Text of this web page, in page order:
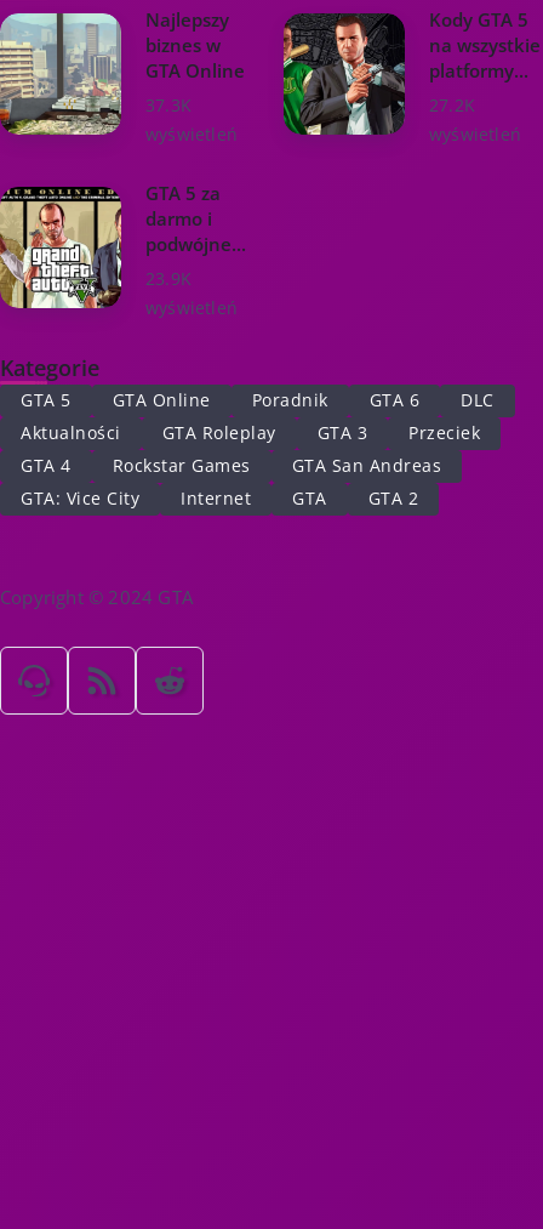
Najlepszy
biznes w
GTA Online
37.3K
wyświetleń
Kody GTA 5
na wszystkie
platformy...
27.2K
wyświetleń
GTA 5 za
darmo i
podwójne...
23.9K
wyświetleń
Kategorie
GTA 5 GTA Online Poradnik GTA 6
DLC
Aktualności
GTA Roleplay GTA 3
Przeciek
GTA 4
Rockstar Games
GTA San Andreas
GTA: Vice City
Internet GTA GTA 2
Copyright © 2024 GTA